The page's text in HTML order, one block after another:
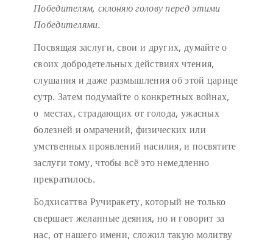
Победителям, склоняю голову перед этими
Победителями.
Посвящая заслуги, свои и других, думайте о
своих добродетельных действиях чтения,
слушания и даже размышления об этой царице
сутр. Затем подумайте о конкретных войнах,
о местах, страдающих от голода, ужасных
болезней и омрачений, физических или
умственных проявлений насилия, и посвятите
заслуги тому, чтобы всё это немедленно
прекратилось.
Бодхисаттва Ручиракету, который не только
свершает желанные деяния, но и говорит за
нас, от нашего имени, сложил такую молитву